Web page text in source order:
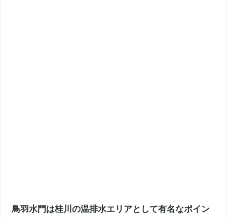
鳥羽水門は桂川の温排水エリアとして有名なポイン